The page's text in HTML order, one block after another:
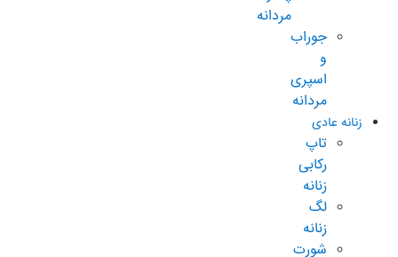
مردانه
جوراب
و
اسپری
مردانه
زنانه عادی
تاپ
رکابی
زنانه
لگ
زنانه
شورت